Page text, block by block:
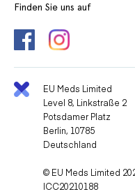
Finden Sie uns auf
EU Meds Limited
Level 8, Linkstraße 2
Potsdamer Platz
Berlin, 10785
Deutschland
© EU Meds Limited
ICC20210188